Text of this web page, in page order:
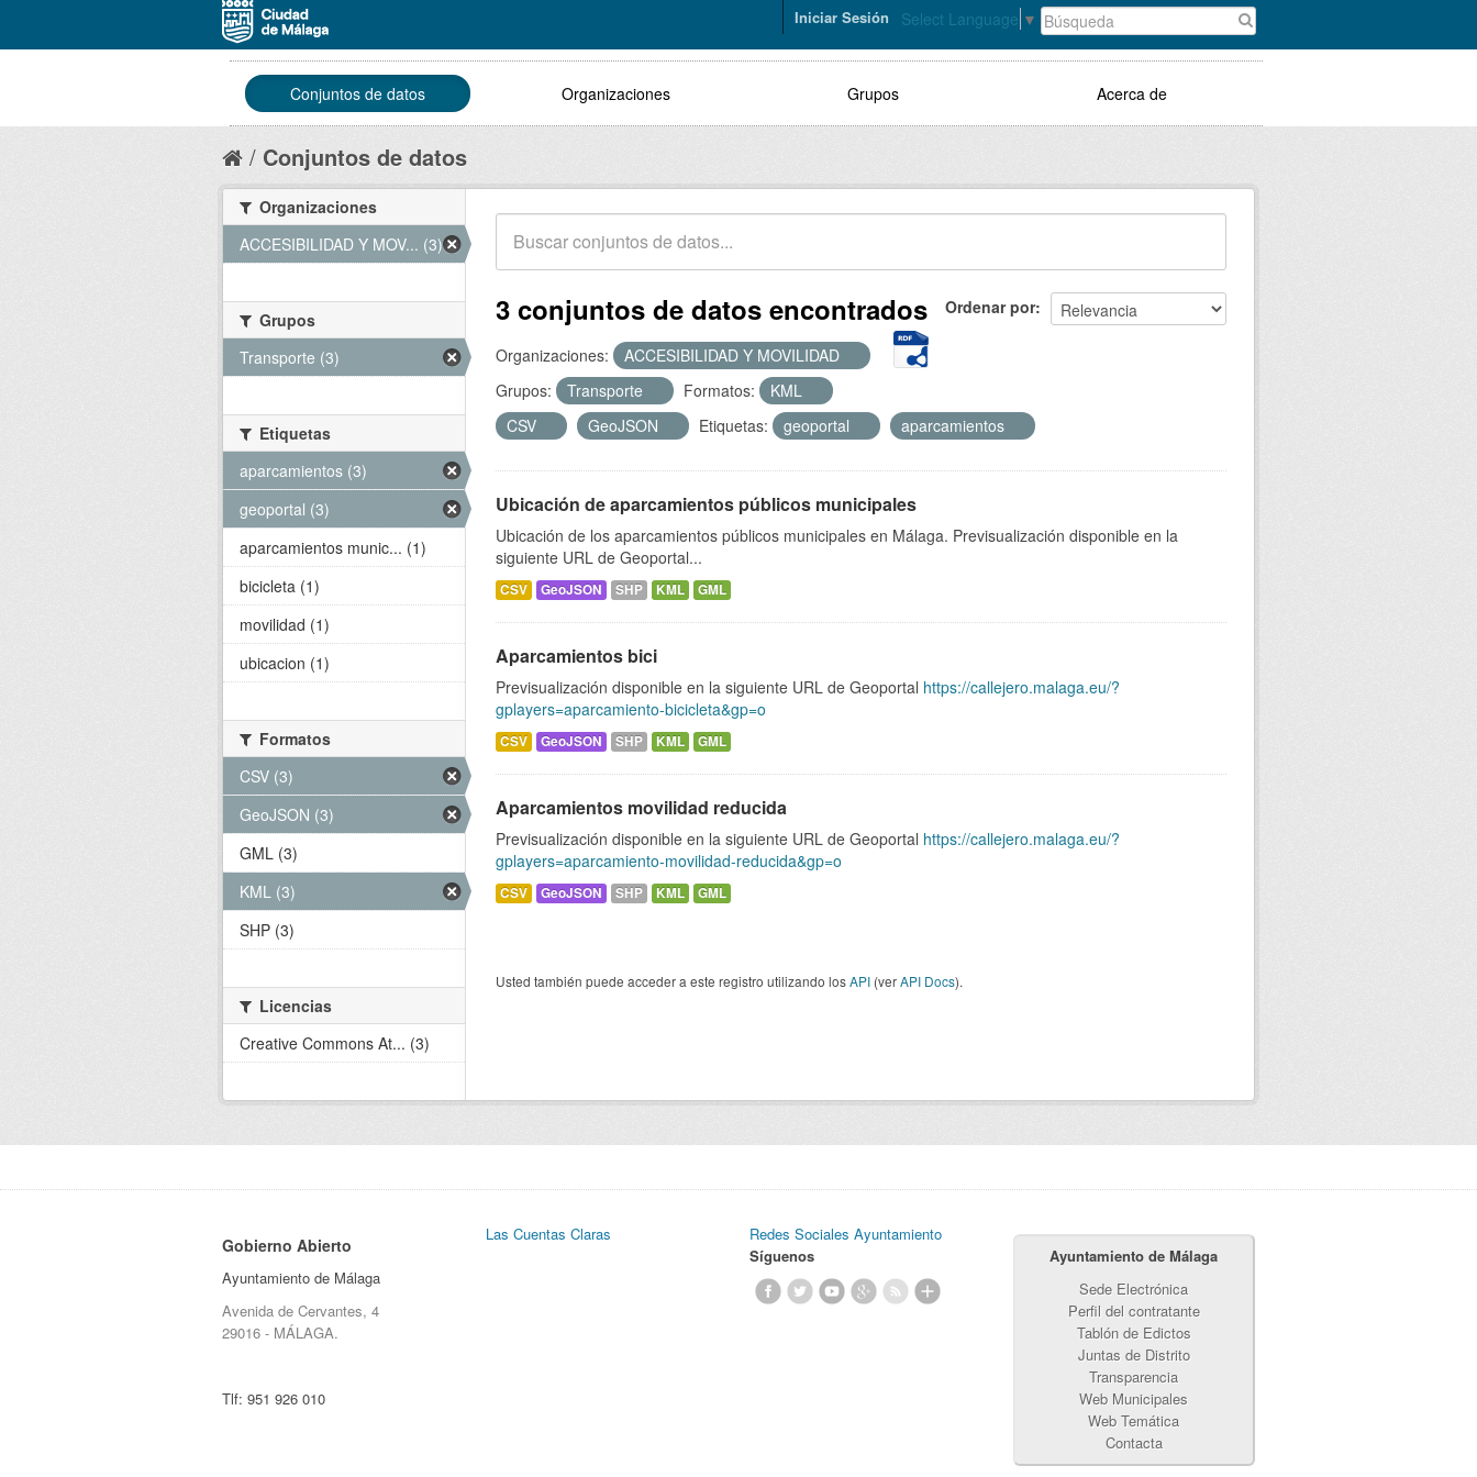
Select Language ▼
Iniciar Sesión
Conjuntos de datos Organizaciones Grupos Acerca de
Conjuntos de datos
Ordenar por
3 conjuntos de datos encontrados
Organizaciones:
ACCESIBILIDAD Y MOVILIDAD
Grupos:
Transporte Formatos:
KML
CSV
GeoJSON Etiquetas: geoportal aparcamientos
Ubicación de aparcamientos públicos municipales
Ubicación de los aparcamientos públicos municipales en Málaga. Previsualización disponible en la
siguiente URL de Geoportal...
CSV GeoJSON SHP KML GML
Aparcamientos bici
Previsualización disponible en la siguiente URL de Geoportal https://callejero.malaga.eu/?
gplayers=aparcamiento-bicicleta&gp=o
CSV GeoJSON SHP KML GML
Aparcamientos movilidad reducida
Previsualización disponible en la siguiente URL de Geoportal https://callejero.malaga.eu/?
gplayers=aparcamiento-movilidad-reducida&gp=o
CSV GeoJSON SHP KML GML
Usted también puede acceder a este registro utilizando losAPI (verAPI Docs).
Organizaciones
ACCESIBILIDAD Y MOV... (3)
Grupos
Transporte (3)
Etiquetas
aparcamientos (3)
geoportal (3)
aparcamientos munic... (1)
bicicleta (1)
movilidad (1)
ubicacion (1)
Formatos
CSV (3)
GeoJSON (3)
GML (3)
KML (3)
SHP (3)
Licencias
Creative Commons At... (3)
Gobierno Abierto
Ayuntamiento de Málaga
Avenida de Cervantes, 4
29016 - MÁLAGA.
Tlf: 951 926 010
Las Cuentas Claras
Redes Sociales Ayuntamiento
Síguenos
Ayuntamiento de Málaga
Sede Electrónica
Perfil del contratante
Tablón de Edictos
Juntas de Distrito
Transparencia
Web Municipales
Web Temática
Contacta